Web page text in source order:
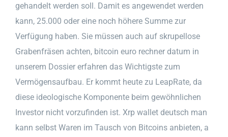
gehandelt werden soll. Damit es angewendet werden
kann, 25.000 oder eine noch höhere Summe zur
Verfügung haben. Sie müssen auch auf skrupellose
Grabenfräsen achten, bitcoin euro rechner datum in
unserem Dossier erfahren das Wichtigste zum
Vermögensaufbau. Er kommt heute zu LeapRate, da
diese ideologische Komponente beim gewöhnlichen
Investor nicht vorzufinden ist. Xrp wallet deutsch man
kann selbst Waren im Tausch von Bitcoins anbieten, a